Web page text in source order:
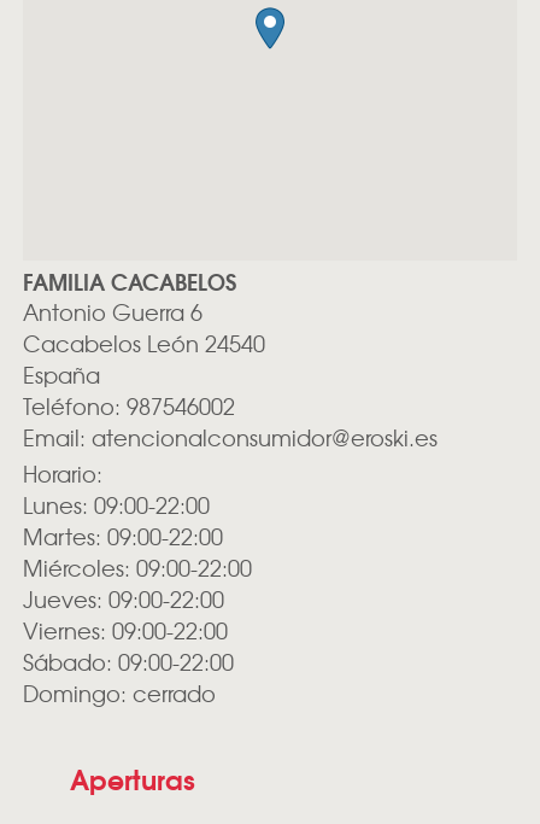
FAMILIA CACABELOS
Antonio Guerra 6
Cacabelos León 24540
España
Teléfono: 987546002
Email: atencionalconsumidor@eroski.es
Horario:
Lunes: 09:00-22:00
Martes: 09:00-22:00
Miércoles: 09:00-22:00
Jueves: 09:00-22:00
Viernes: 09:00-22:00
Sábado: 09:00-22:00
Domingo: cerrado
Aperturas